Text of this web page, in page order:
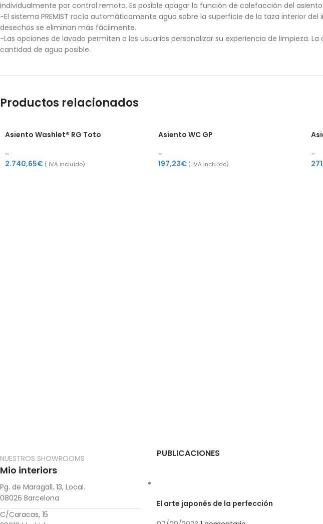
individualmente por control remoto. Es posible apagar la función de calefacción del asiento.
-El sistema PREMIST rocía automáticamente agua sobre la superficie de la taza interior
desechos se eliminan más fácilmente.
-Las opciones de lavado permiten a los usuarios personalizar su experiencia de limpieza.
cantidad de agua posible.
Productos relacionados
Asiento Washlet® RG Toto
-
2.740,65€ ( IVA incluído)
Asiento WC GP
-
197,23€ ( IVA incluído)
-
NUESTROS SHOWROOMS
Mio interiors
Pg. de Maragall, 13, Local.
08026 Barcelona
C/Caracas, 15
PUBLICACIONES
El arte japonés de la perfección